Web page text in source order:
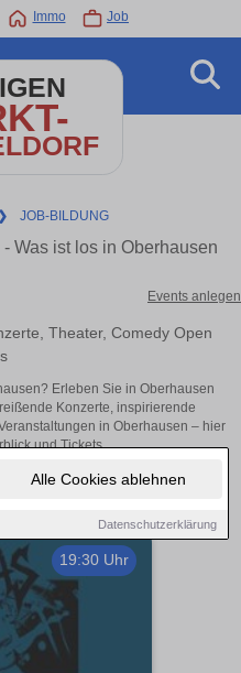
Alle Cookies ablehnen
Datenschutzerklärung
Immo Job
❯ JOB-BILDUNG
Was ist los in Oberhausen
Events anlegen
Theater, Comedy Open
Erleben Sie in Oberhausen
Konzerte, inspirierende
in Oberhausen – hier
und Tickets.
19:30 Uhr